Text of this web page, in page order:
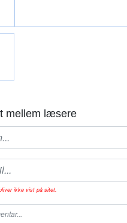
mellem læsere
ikke vist på sitet.